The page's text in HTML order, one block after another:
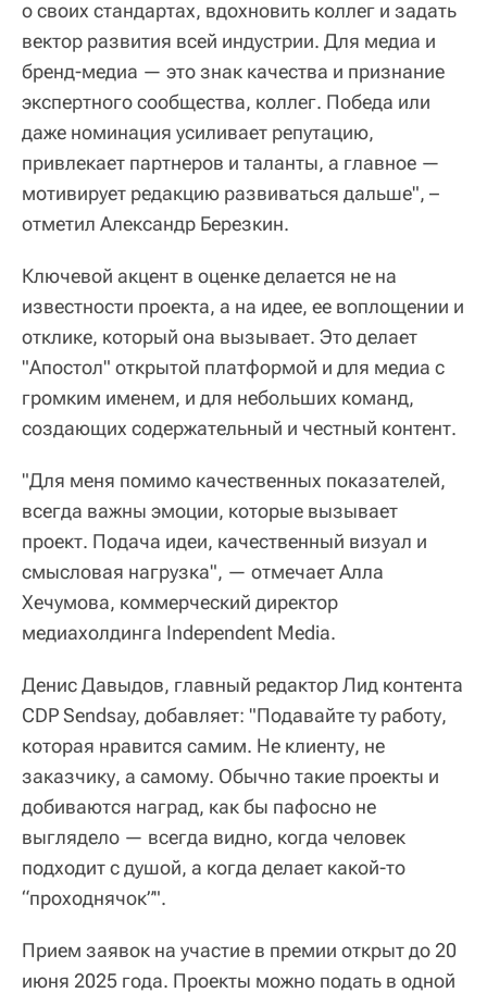
о своих стандартах, вдохновить коллег и задать
вектор развития всей индустрии. Для медиа и
бренд-медиа — это знак качества и признание
экспертного сообщества, коллег. Победа или
даже номинация усиливает репутацию,
привлекает партнеров и таланты, а главное —
мотивирует редакцию развиваться дальше", –
отметил Александр Березкин.
Ключевой акцент в оценке делается не на
известности проекта, а на идее, ее воплощении и
отклике, который она вызывает. Это делает
"Апостол" открытой платформой и для медиа с
громким именем, и для небольших команд,
создающих содержательный и честный контент.
"Для меня помимо качественных показателей,
всегда важны эмоции, которые вызывает
проект. Подача идеи, качественный визуал и
смысловая нагрузка", — отмечает Алла
Хечумова, коммерческий директор
медиахолдинга Independent Media.
Денис Давыдов, главный редактор Лид контента
CDP Sendsay, добавляет: "Подавайте ту работу,
которая нравится самим. Не клиенту, не
заказчику, а самому. Обычно такие проекты и
добиваются наград, как бы пафосно не
выглядело — всегда видно, когда человек
подходит с душой, а когда делает какой-то
“проходнячок”".
Прием заявок на участие в премии открыт до 20
июня 2025 года. Проекты можно подать в одной